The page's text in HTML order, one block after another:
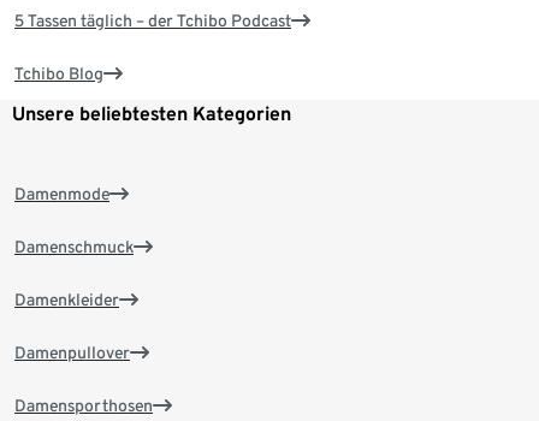
5 Tassen täglich – der Tchibo Podcast
Tchibo Blog
Unsere beliebtesten Kategorien
Damenmode
Damenschmuck
Damenkleider
Damenpullover
Damensporthosen